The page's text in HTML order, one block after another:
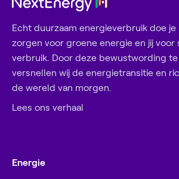
Echt duurzaam energieverbruik doe je
zorgen voor groene energie en jij voor
verbruik. Door deze bewustwording
versnellen wij de energietransitie en
de wereld van morgen.
Lees ons verhaal
Energie